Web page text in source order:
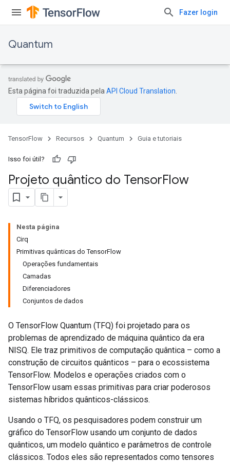
Fazer login
Quantum
Esta página foi traduzida pela API Cloud Translation
TensorFlow Recursos Quantum Guia e tutoriais
Isso foi útil?
Projeto quântico do TensorFlow
Nesta página
Cirq
Primitivas quânticas do TensorFlow
Operações fundamentais
Camadas
Diferenciadores
Conjuntos de dados
O TensorFlow Quantum (TFQ) foi projetado para os
problemas de aprendizado de máquina quântico da era
NISQ. Ele traz primitivos de computação quântica – como a
construção de circuitos quânticos – para o ecossistema
TensorFlow. Modelos e operações criados com o
TensorFlow usam essas primitivas para criar poderosos
sistemas híbridos quânticos-clássicos.
Usando o TFQ, os pesquisadores podem construir um
gráfico do TensorFlow usando um conjunto de dados
quânticos, um modelo quântico e parâmetros de controle
clássicos. Todos eles são representados como tensores